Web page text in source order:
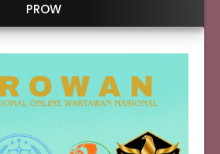
PROW